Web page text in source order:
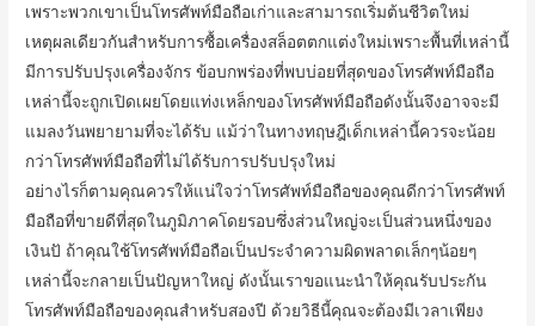
เพราะพวกเขาเป็นโทรศัพท์มือถือเก่าและสามารถเริ่มต้นชีวิตใหม่
เหตุผลเดียวกันสำหรับการซื้อเครื่องสล็อตตกแต่งใหม่เพราะพื้นที่เหล่านี้
มีการปรับปรุงเครื่องจักร ข้อบกพร่องที่พบบ่อยที่สุดของโทรศัพท์มือถือ
เหล่านี้จะถูกเปิดเผยโดยแท่งเหล็กของโทรศัพท์มือถือดังนั้นจึงอาจจะมี
แมลงวันพยายามที่จะได้รับ แม้ว่าในทางทฤษฎีเด็กเหล่านี้ควรจะน้อย
กว่าโทรศัพท์มือถือที่ไม่ได้รับการปรับปรุงใหม่
อย่างไรก็ตามคุณควรให้แน่ใจว่าโทรศัพท์มือถือของคุณดีกว่าโทรศัพท์
มือถือที่ขายดีที่สุดในภูมิภาคโดยรอบซึ่งส่วนใหญ่จะเป็นส่วนหนึ่งของ
เงินปั ถ้าคุณใช้โทรศัพท์มือถือเป็นประจำความผิดพลาดเล็กๆน้อยๆ
เหล่านี้จะกลายเป็นปัญหาใหญ่ ดังนั้นเราขอแนะนำให้คุณรับประกัน
โทรศัพท์มือถือของคุณสำหรับสองปี ด้วยวิธีนี้คุณจะต้องมีเวลาเพียง